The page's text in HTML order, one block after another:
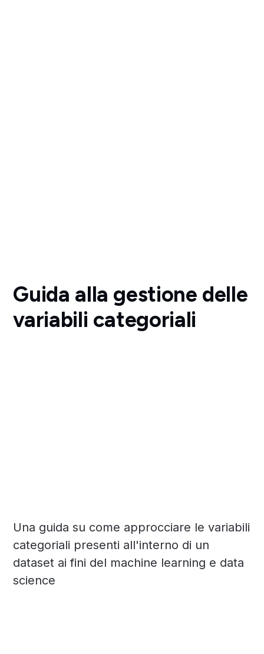
Guida alla gestione delle
variabili categoriali
Una guida su come approcciare le variabili
categoriali presenti all'interno di un
dataset ai fini del machine learning e data
science